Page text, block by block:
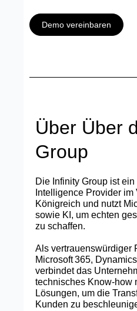
Demo vereinbaren
Über Über
Group
Die Infinity Group ist
Intelligence Provider im
Königreich und nutzt
sowie KI, um echten
zu schaffen.
Als vertrauenswürdiger
Microsoft 365,
verbindet das
technisches Know‑how
Lösungen, um die
Kunden zu